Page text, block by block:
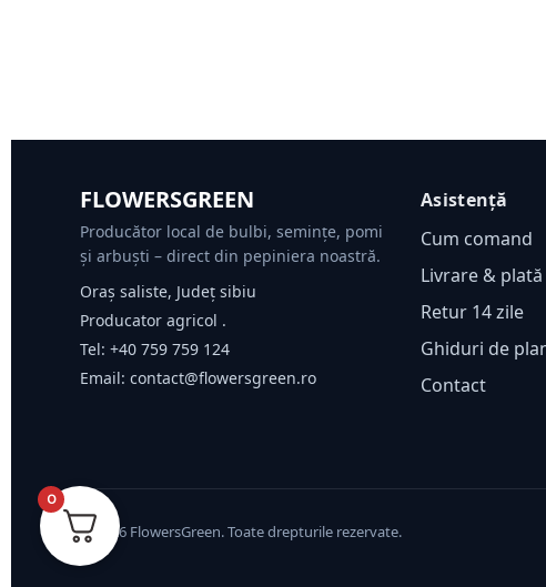
FLOWERSGREEN
Producător local de bulbi, semințe, pomi
și arbuști – direct din pepiniera noastră.
Oraș saliste, Județ sibiu
Producator agricol .
Tel: +40 759 759 124
Email: contact@flowersgreen.ro
Asistență
Cum comand
Livrare & plată
Retur 14 zile
Ghiduri de
Contact
© 2026 FlowersGreen. Toate drepturile rezervate.
0